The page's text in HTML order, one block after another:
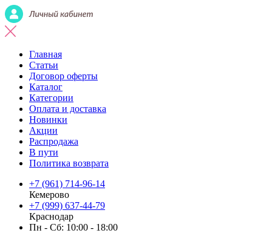
Главная
Статьи
Договор оферты
Каталог
Категории
Оплата и доставка
Новинки
Акции
Распродажа
В пути
Политика возврата
+7 (961) 714-96-14
Кемерово
+7 (999) 637-44-79
Краснодар
Пн - Сб: 10:00 - 18:00